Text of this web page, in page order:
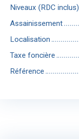
Niveaux (RDC inclus)
Assainissement
Localisation
Taxe foncière
Référence